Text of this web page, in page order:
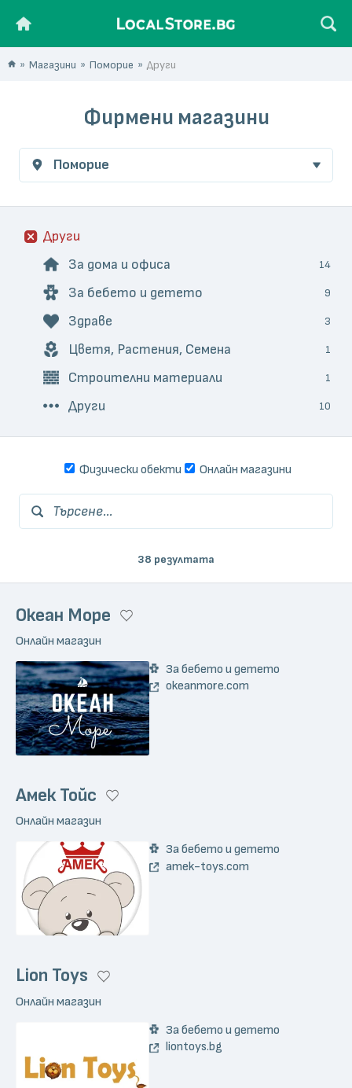
Магазини Поморие Други
Фирмени магазини
Поморие
Други
За дома и офиса
14
За бебето и детето 9
Здраве 3
Цветя, Растения, Семена 1
Строителни материали 1
Други 10
Физически обекти Онлайн магазини
Търсене...
38 резултата
Океан Море
Онлайн магазин
За бебето и детето
okeanmore.com
Амек Тойс
Онлайн магазин
За бебето и детето
amek-toys.com
Lion Toys
Онлайн магазин
За бебето и детето
liontoys.bg